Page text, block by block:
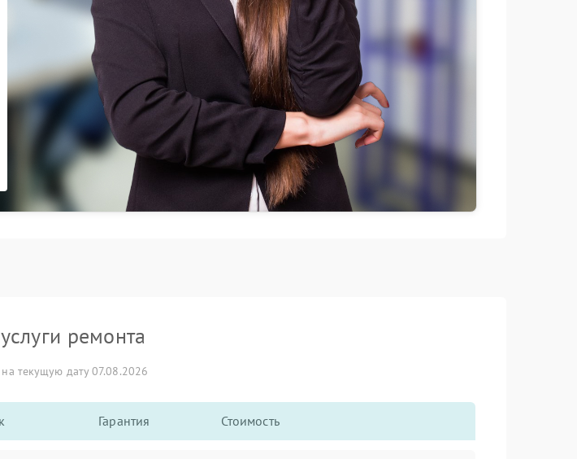
воду, помогает
Если ваша Hurakan
быстро
ремонта
текущую дату 07.08.2026
Гарантия Стоимость